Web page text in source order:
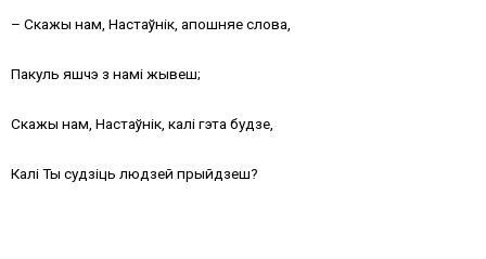
– Скажы нам, Настаўнік, апошняе слова,
Пакуль яшчэ з намі жывеш;
Скажы нам, Настаўнік, калі гэта будзе,
Калі Ты судзіць людзей прыйдзеш?